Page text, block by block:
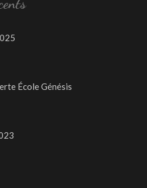
École Génésis